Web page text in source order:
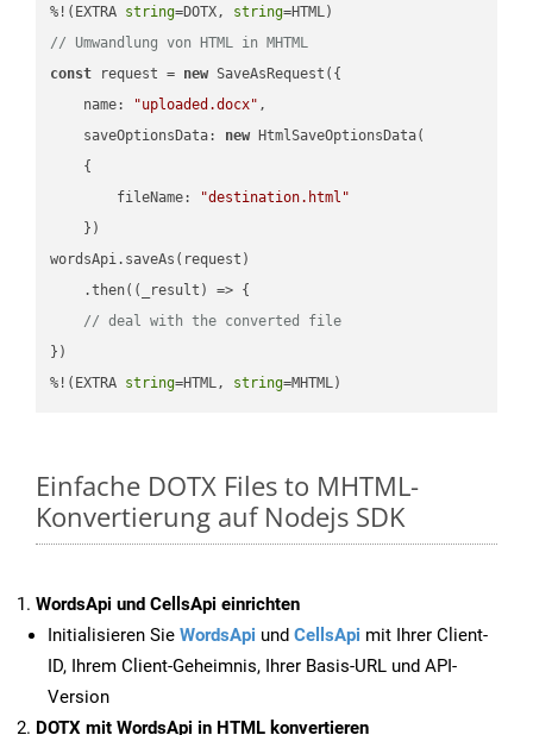
%!(EXTRA string=DOTX, string
// Umwandlung von HTML in MHTML
const request = new SaveAsRequest({
name: "uploaded.docx" ,
saveOptionsData: new HtmlSaveOptionsData(
    {
fileName:
"destination.html"
    })
wordsApi.saveAs(request)
    .then(
( _result ) => {
// deal with the converted file
})
%!(EXTRA string=HTML, string=MHTML)
Einfache DOTX Files to MHTML-
Konvertierung auf Nodejs SDK
WordsApi und CellsApi einrichten
Initialisieren Sie WordsApi und CellsApi mit Ihrer Client-
ID, Ihrem Client-Geheimnis, Ihrer Basis-URL und API-
Version
DOTX mit WordsApi in HTML konvertieren